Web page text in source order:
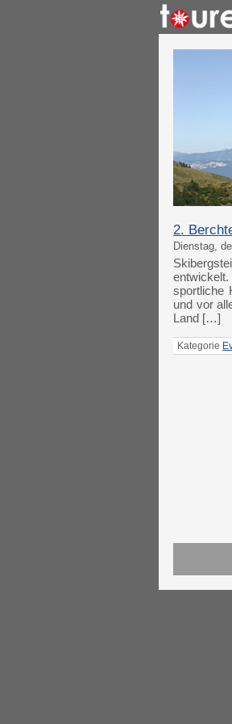
2.
Dienstag,
sportliche
und vor
Land […]
Kategorie